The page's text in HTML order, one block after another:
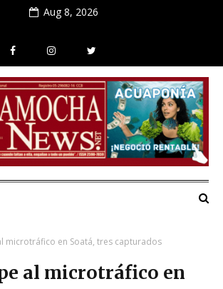
Aug 8, 2026
microtráfico en Soatá, tres capturados
al microtráfico en